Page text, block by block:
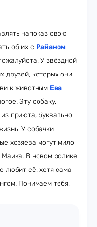
напоказ свою
об их с Райаном
У звёздной
друзей, которых они
к животным Ева
Эту собаку,
приюта, буквально
У собачки
хозяева могут мило
В новом ролике
любит её, хотя сама
Понимаем тебя,